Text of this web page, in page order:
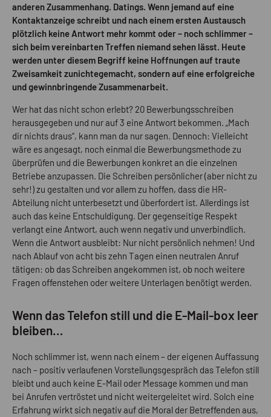
anderen Zusammenhang. Datings. Wenn jemand auf eine
Kontaktanzeige schreibt und nach einem ersten Austausch
plötzlich keine Antwort mehr kommt oder – noch schlimmer –
sich beim vereinbarten Treffen niemand sehen lässt. Heute
werden unter diesem Begriff keine Hoffnungen auf traute
Zweisamkeit zunichtegemacht, sondern auf eine erfolgreiche
und gewinnbringende Zusammenarbeit.
Wer hat das nicht schon erlebt? 20 Bewerbungsschreiben
herausgegeben und nur auf 3 eine Antwort bekommen. „Mach
dir nichts draus“, kann man da nur sagen. Dennoch: Vielleicht
wäre es angesagt, noch einmal die Bewerbungsmethode zu
überprüfen und die Bewerbungen konkret an die einzelnen
Betriebe anzupassen. Die Schreiben persönlicher (aber nicht zu
sehr!) zu gestalten und vor allem zu hoffen, dass die HR-
Abteilung nicht unterbesetzt und überfordert ist. Allerdings ist
auch das keine Entschuldigung. Der gegenseitige Respekt
verlangt eine Antwort, auch wenn negativ und unverbindlich.
Wenn die Antwort ausbleibt: Nur nicht persönlich nehmen! Und
nach Ablauf von acht bis zehn Tagen einen neutralen Anruf
tätigen: ob das Schreiben angekommen ist, ob noch weitere
Fragen offenstehen oder weitere Unterlagen benötigt werden.
Wenn das Telefon still und die E-Mail-box leer
­bleiben…
Noch schlimmer ist, wenn nach einem – der eigenen Auffassung
nach – positiv verlaufenen Vorstellungsgespräch das Telefon still
bleibt und auch keine ­E-Mail oder Message kommen und man
bei Anrufen vertröstet und nicht weitergeleitet wird. Solch eine
Erfahrung wirkt sich negativ auf die Moral der Betreffenden aus,